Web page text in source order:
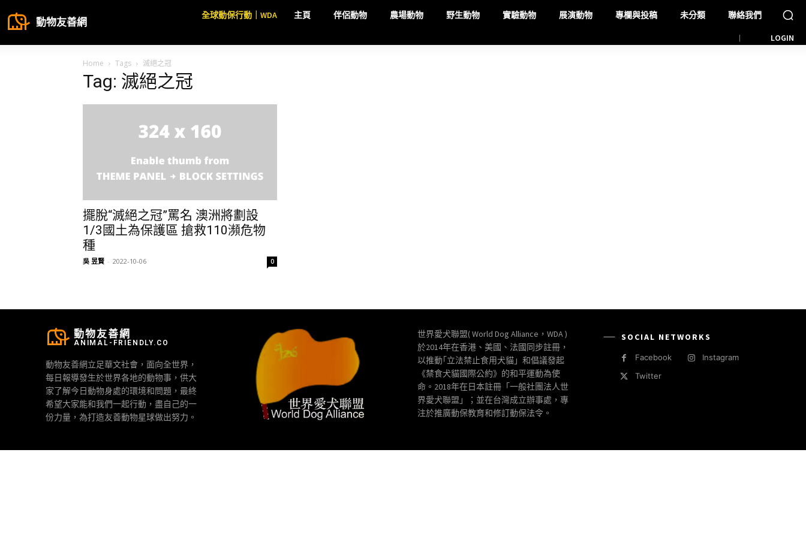
動物友善網
全球動保行動｜WDA 主頁 伴侶動物 農場動物 野生動物 實驗動物 展演動物 專欄與投稿 未分類 聯絡我們
LOGIN
Home Tags 滅絕之冠
Tag: 滅絕之冠
擺脫“滅絕之冠”罵名 澳洲將劃設
1/3國土為保護區 搶救110瀕危物
種
吳 昱賢 - 2022-10-06 0
動物友善網
ANIMAL-FRIENDLY.CO
動物友善網立足華文社會，面向全世界，
每日報導發生於世界各地的動物事，供大
家了解今日動物身處的環境和問題，最終
希望大家能和我們一起行動，盡自己的一
份力量，為打造友善動物星球做出努力。
世界愛犬聯盟( World Dog Alliance，WDA )
於2014年在香港、美國、法國同步註冊，
以推動｢立法禁止食用犬貓」和倡議發起
《禁食犬貓國際公約》的和平運動為使
命。2018年在日本註冊「一般社團法人世
界愛犬聯盟」；並在台灣成立辦事處，專
注於推廣動保教育和修訂動保法令。
SOCIAL NETWORKS
Facebook
Instagram
Twitter